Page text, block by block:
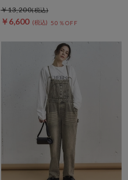
￥6,600 50％OFF
￥13,200